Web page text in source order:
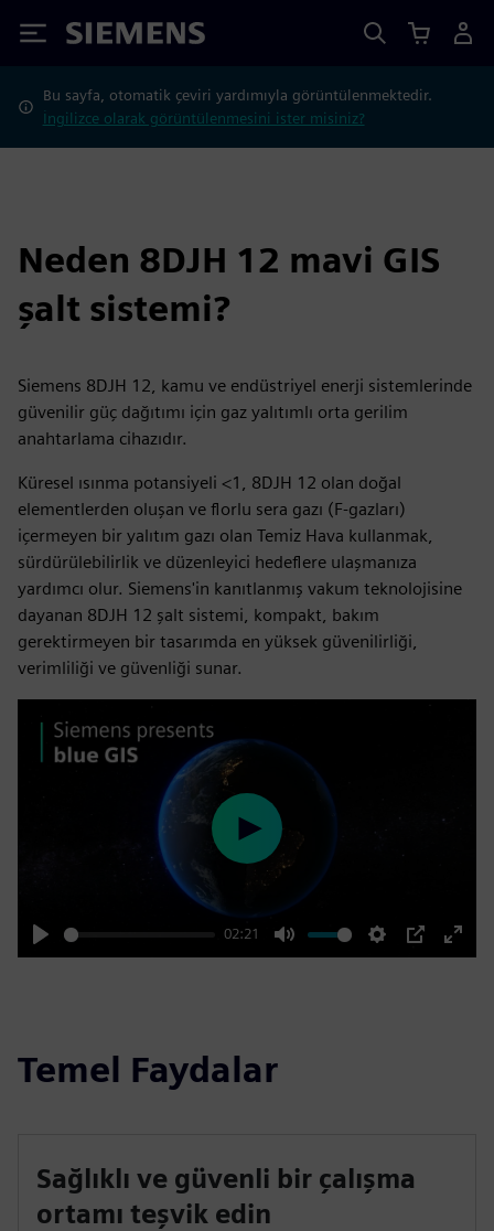
Siemens
Bu sayfa, otomatik çeviri yardımıyla görüntülenmektedir.
İngilizce olarak görüntülenmesini ister misiniz?
Neden 8DJH 12 mavi GIS
şalt sistemi?
Siemens 8DJH 12, kamu ve endüstriyel enerji sistemlerinde
güvenilir güç dağıtımı için gaz yalıtımlı orta gerilim
anahtarlama cihazıdır.
Küresel ısınma potansiyeli <1, 8DJH 12 olan doğal
elementlerden oluşan ve florlu sera gazı (F-gazları)
içermeyen bir yalıtım gazı olan Temiz Hava kullanmak,
sürdürülebilirlik ve düzenleyici hedeflere ulaşmanıza
yardımcı olur. Siemens'in kanıtlanmış vakum teknolojisine
dayanan 8DJH 12 şalt sistemi, kompakt, bakım
gerektirmeyen bir tasarımda en yüksek güvenilirliği,
verimliliği ve güvenliği sunar.
Play
02:21
Mute Settings
PIP
Enter
Play
Temel Faydalar
Sağlıklı ve güvenli bir çalışma
ortamı teşvik edin